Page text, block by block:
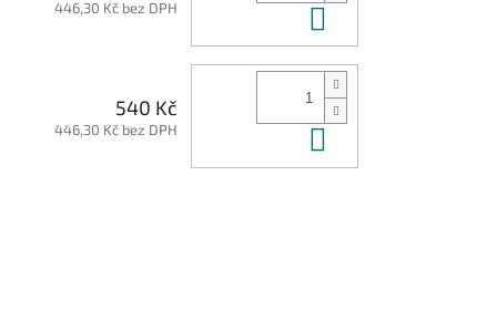
446,30 Kč bez DPH
540 Kč
446,30 Kč bez DPH